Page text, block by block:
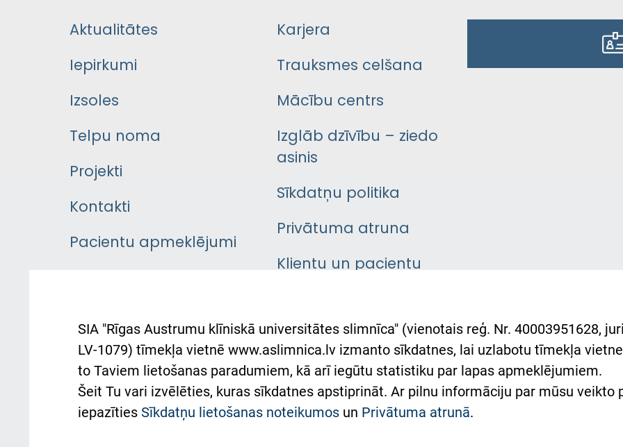
Aktualitātes
Iepirkumi
Izsoles
Telpu noma
Projekti
Kontakti
Pacientu apmeklējumi
Pacienta
atsauksmju/sūdzību
iesniegšanas kārtība
Kā pie mums nokļūt
Karjera
Trauksmes celšana
Mācību centrs
Izglāb dzīvību – ziedo
asinis
Sīkdatņu politika
Privātuma atruna
Klientu un pacientu
Austrumu slimnīcas
atbalsts Ukrainai
Підтримка Східної лікарні
та співпраця з Україною
SIA "Rīgas Austrumu klīniskā universitātes slimnīca" (vienotais reģ. Nr. 40003951628,
LV-1079) tīmekļa vietnē www.aslimnica.lv izmanto sīkdatnes, lai uzlabotu tīmekļa
to Taviem lietošanas paradumiem, kā arī iegūtu statistiku par lapas apmeklējumiem.
Šeit Tu vari izvēlēties, kuras sīkdatnes apstiprināt. Ar pilnu informāciju par mūsu veikto
iepazīties Sīkdatņu lietošanas noteikumos un Privātuma atrunā.